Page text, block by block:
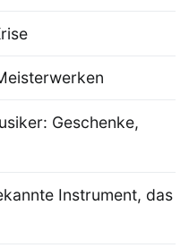
Geschenke,
Instrument, das